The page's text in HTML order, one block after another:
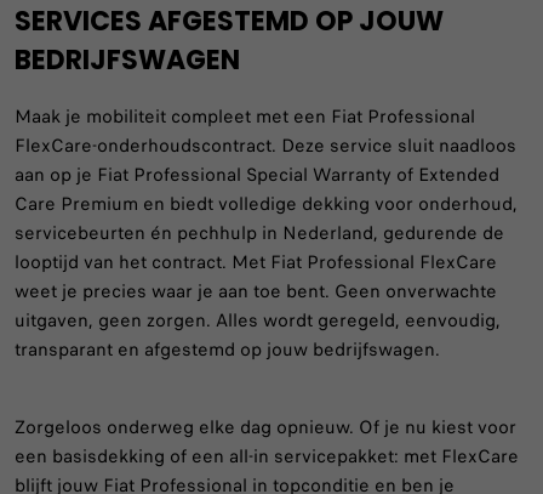
SERVICES AFGESTEMD OP JOUW
BEDRIJFSWAGEN
Maak je mobiliteit compleet met een Fiat Professional
FlexCare-onderhoudscontract. Deze service sluit naadloos
aan op je Fiat Professional Special Warranty of Extended
Care Premium en biedt volledige dekking voor onderhoud,
servicebeurten én pechhulp in Nederland, gedurende de
looptijd van het contract. Met Fiat Professional FlexCare
weet je precies waar je aan toe bent. Geen onverwachte
uitgaven, geen zorgen. Alles wordt geregeld, eenvoudig,
transparant en afgestemd op jouw bedrijfswagen.
Zorgeloos onderweg elke dag opnieuw. Of je nu kiest voor
een basisdekking of een all-in servicepakket: met FlexCare
blijft jouw Fiat Professional in topconditie en ben je